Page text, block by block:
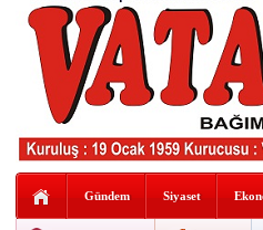
HAYATIN
Kaybettiklerimiz
NÖBETÇİ
Okullarda yeni
değişti
taşınıyor
Gündem Siyaset